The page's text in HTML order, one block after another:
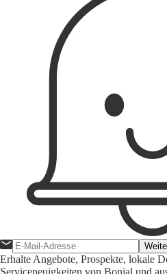
Erhalte Angebote, Prospekte, lokale